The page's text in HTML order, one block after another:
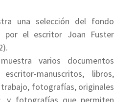
una selección del fondo
por el escritor Joan Fuster
varios documentos
manuscritos, libros,
fotografías, originales